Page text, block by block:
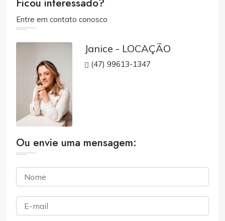
Ficou interessado?
Entre em contato conosco
Janice - LOCAÇÃO
(47) 99613-1347
Ou envie uma mensagem: